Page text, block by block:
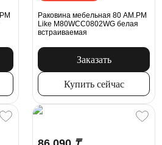
Раковина мебельная 80 AM.PM
Like M80WCC0802WG белая
встраиваемая
Заказать
Купить сейчас